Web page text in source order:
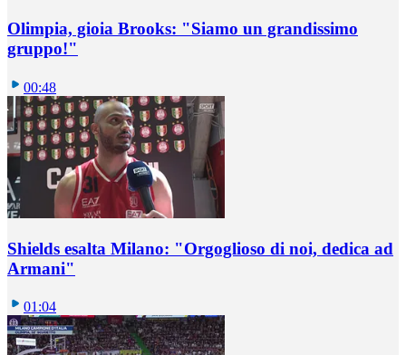
Olimpia, gioia Brooks: "Siamo un grandissimo
gruppo!"
00:48
Shields esalta Milano: "Orgoglioso di noi, dedica ad
Armani"
01:04